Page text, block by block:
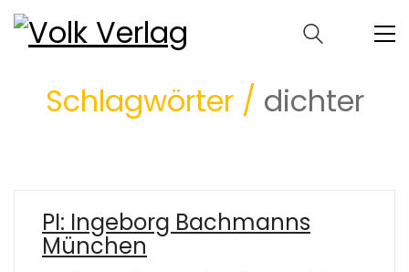
Schlagwörter / dichter
PI: Ingeborg Bachmanns
München